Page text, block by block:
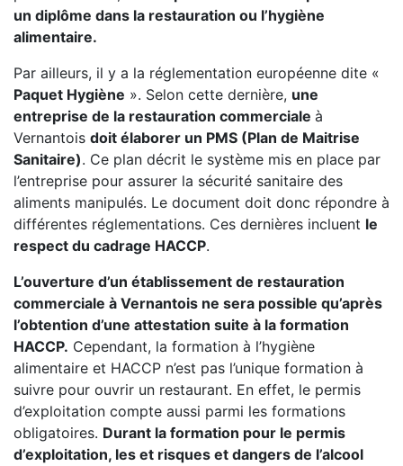
un diplôme dans la restauration ou l’hygiène
alimentaire.
Par ailleurs, il y a la réglementation européenne dite «
Paquet Hygiène ». Selon cette dernière, une
entreprise de la restauration commerciale à
Vernantois doit élaborer un PMS (Plan de Maitrise
Sanitaire). Ce plan décrit le système mis en place par
l’entreprise pour assurer la sécurité sanitaire des
aliments manipulés. Le document doit donc répondre à
différentes réglementations. Ces dernières incluent le
respect du cadrage HACCP.
L’ouverture d’un établissement de restauration
commerciale à Vernantois ne sera possible qu’après
l’obtention d’une attestation suite à la formation
HACCP. Cependant, la formation à l’hygiène
alimentaire et HACCP n’est pas l’unique formation à
suivre pour ouvrir un restaurant. En effet, le permis
d’exploitation compte aussi parmi les formations
obligatoires. Durant la formation pour le permis
d’exploitation, les et risques et dangers de l’alcool